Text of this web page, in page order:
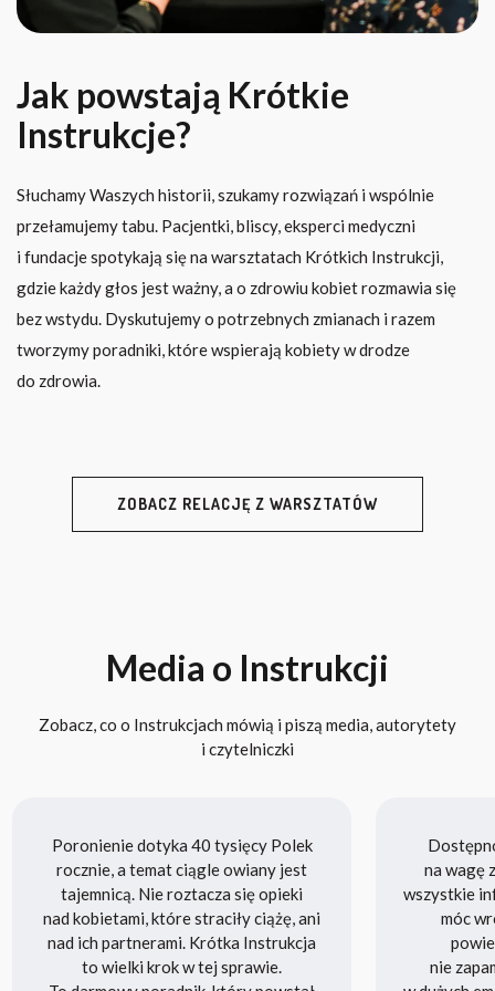
Jak powstają Krótkie
Instrukcje?
Słuchamy Waszych historii, szukamy rozwiązań i wspólnie
przełamujemy tabu. Pacjentki, bliscy, eksperci medyczni
i fundacje spotykają się na warsztatach Krótkich Instrukcji,
gdzie każdy głos jest ważny, a o zdrowiu kobiet rozmawia się
bez wstydu. Dyskutujemy o potrzebnych zmianach i razem
tworzymy poradniki, które wspierają kobiety w drodze
do zdrowia.
ZOBACZ RELACJĘ Z WARSZTATÓW
Media o Instrukcji
Zobacz, co o Instrukcjach mówią i piszą media, autorytety
i czytelniczki
Poronienie dotyka 40 tysięcy Polek
rocznie, a temat ciągle owiany jest
tajemnicą. Nie roztacza się opieki
nad kobietami, które straciły ciążę, ani
nad ich partnerami. Krótka Instrukcja
to wielki krok w tej sprawie.
na wagę
wszystkie
móc
nie